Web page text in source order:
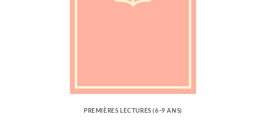
PREMIÈRES LECTURES (6-9 ANS)